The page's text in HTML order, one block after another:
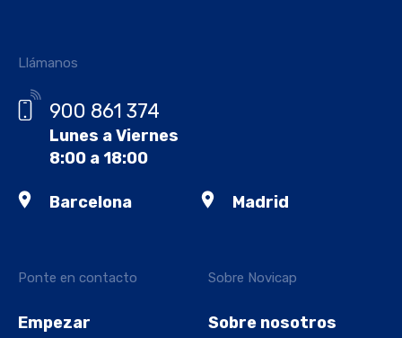
Ponte en contacto
Empezar
Sobre Novicap
Sobre nosotros
Llámanos
900 861 374
Lunes a Viernes
8:00 a 18:00
Barcelona Madrid